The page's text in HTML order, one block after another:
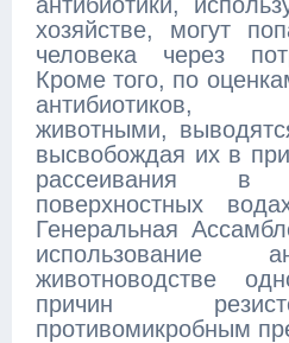
хозяйстве, могут
человека через
Кроме того, по
антибиотиков,
животными,
высвобождая их в
рассеивания
поверхностных
Генеральная
использование
животноводстве
причин
противомикробным